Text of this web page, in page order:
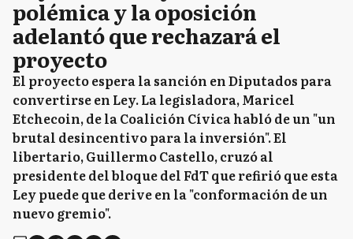
polémica y la oposición
adelantó que rechazará el
proyecto
El proyecto espera la sanción en Diputados para
convertirse en Ley. La legisladora, Maricel
Etchecoin, de la Coalición Cívica habló de un "un
brutal desincentivo para la inversión". El
libertario, Guillermo Castello, cruzó al
presidente del bloque del FdT que refirió que esta
Ley puede que derive en la "conformación de un
nuevo gremio".